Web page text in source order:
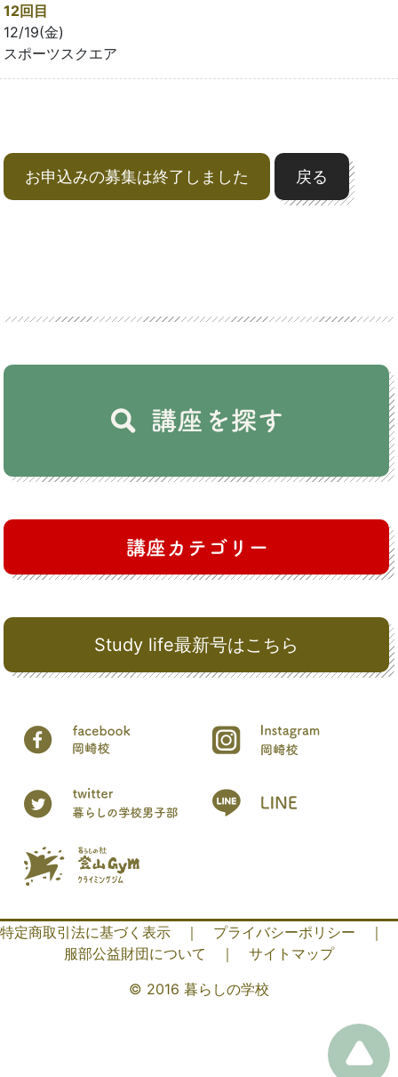
Study life最新号はこちら
12回目
12/19(金)
スポーツスクエア
お申込みの募集は終了しました 戻る
特定商取引法に基づく表示 ｜ プライバシーポリシー
｜
服部公益財団について
｜
サイトマップ
© 2016 暮らしの学校